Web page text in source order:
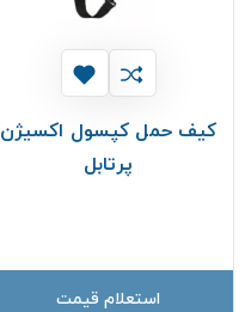
کیف حمل کپسول اکسیژن
پرتابل
استعلام قیمت